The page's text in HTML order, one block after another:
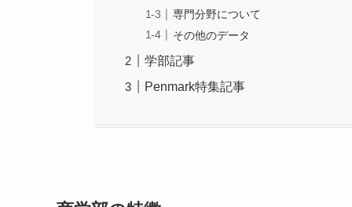
専門分野について
その他のデータ
学部記事
Penmark特集記事